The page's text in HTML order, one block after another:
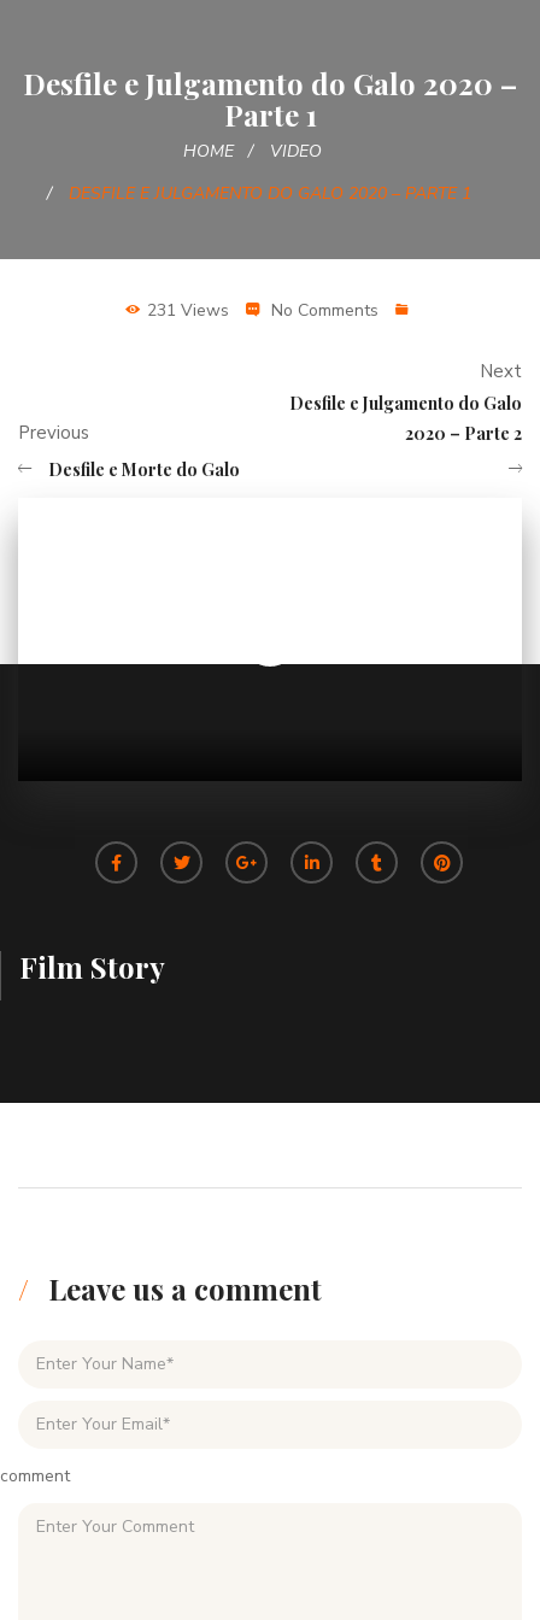
Desfile e Julgamento do Galo 2020 –
Parte 1
HOME
VIDEO
DESFILE E JULGAMENTO DO GALO 2020 – PARTE 1
231 Views No Comments
Previous
Desfile e Morte do Galo
Next
Desfile e Julgamento do Galo
2020 – Parte 2
Film Story
Leave us a comment
comment